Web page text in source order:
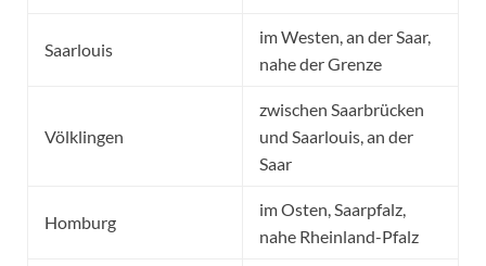
Saarlouis
im Westen, an der Saar,
nahe der Grenze
Völklingen
zwischen Saarbrücken
und Saarlouis, an der
Saar
Homburg
im Osten, Saarpfalz,
nahe Rheinland-Pfalz